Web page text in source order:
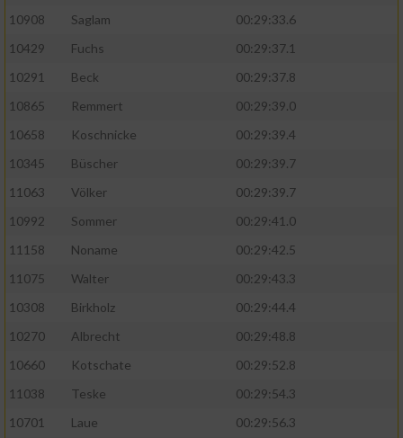
10908
Saglam
00:29:33.6
10429
Fuchs
00:29:37.1
10291
Beck
00:29:37.8
10865
Remmert
00:29:39.0
10658
Koschnicke
00:29:39.4
10345
Büscher
00:29:39.7
11063
Völker
00:29:39.7
10992
Sommer
00:29:41.0
11158
Noname
00:29:42.5
11075
Walter
00:29:43.3
10308
Birkholz
00:29:44.4
10270
Albrecht
00:29:48.8
10660
Kotschate
00:29:52.8
11038
Teske
00:29:54.3
10701
Laue
00:29:56.3